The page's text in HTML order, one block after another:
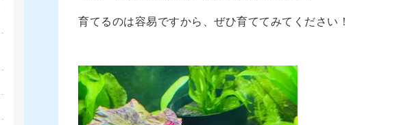
育てるのは容易ですから、ぜひ育ててみてください！